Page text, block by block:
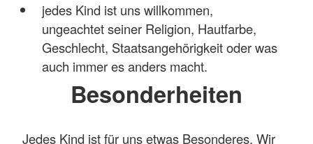
jedes Kind ist uns willkommen,
ungeachtet seiner Religion, Hautfarbe,
Geschlecht, Staatsangehörigkeit oder was
auch immer es anders macht.
Besonderheiten
Jedes Kind ist für uns etwas Besonderes. Wir